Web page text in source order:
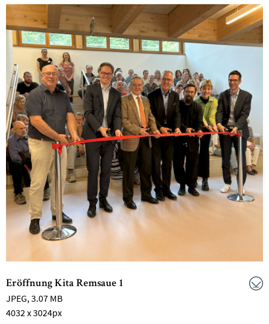
Eröffnung Kita Remsaue 1
JPEG, 3.07 MB
4032 x 3024px